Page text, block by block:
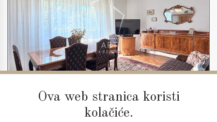
Ova web stranica koristi
kolačiće.